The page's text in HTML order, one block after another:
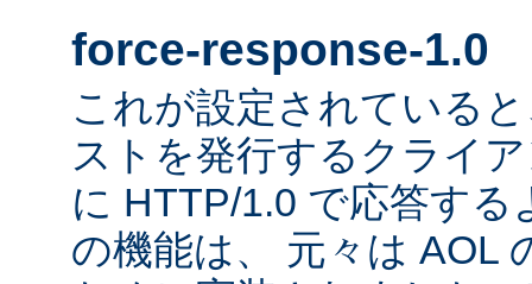
force-response-1.0
これが設定されている
ストを発行するクライ
に HTTP/1.0 で応答す
の機能は、 元々は AOL